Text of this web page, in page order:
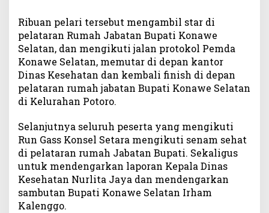
e
l
S
e
a
Ribuan pelari tersebut mengambil star di
pelataran Rumah Jabatan Bupati Konawe
Selatan, dan mengikuti jalan protokol Pemda
Konawe Selatan, memutar di depan kantor
Dinas Kesehatan dan kembali finish di depan
pelataran rumah jabatan Bupati Konawe Selatan
di Kelurahan Potoro.
Selanjutnya seluruh peserta yang mengikuti
Run Gass Konsel Setara mengikuti senam sehat
di pelataran rumah Jabatan Bupati. Sekaligus
untuk mendengarkan laporan Kepala Dinas
Kesehatan Nurlita Jaya dan mendengarkan
sambutan Bupati Konawe Selatan Irham
Kalenggo.